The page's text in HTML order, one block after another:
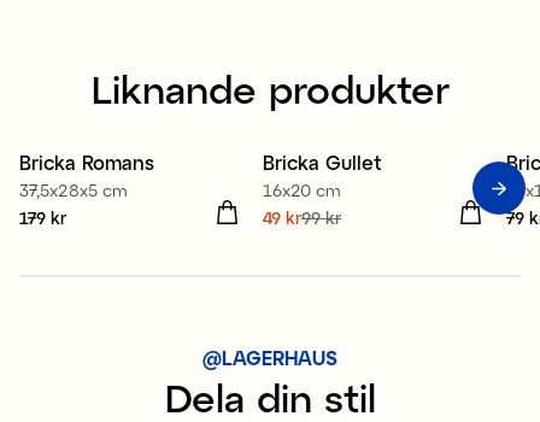
Liknande produkter
Bricka Romans
37,5x28x5 cm
Pris :179 kr
179 kr
Sale
Bricka Gullet
16x20 cm
Nuvarande pris
49 kr99 kr Pris
79
@LAGERHAUS
Dela din stil